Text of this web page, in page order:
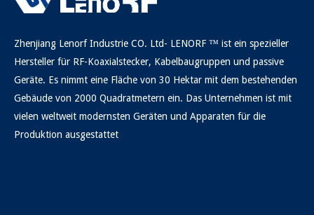
Zhenjiang Lenorf Industrie CO. Ltd- LENORF ™ ist ein spezieller
Hersteller für RF-Koaxialstecker, Kabelbaugruppen und passive
Geräte. Es nimmt eine Fläche von 30 Hektar mit dem bestehenden
Gebäude von 2000 Quadratmetern ein. Das Unternehmen ist mit
vielen weltweit modernsten Geräten und Apparaten für die
Produktion ausgestattet